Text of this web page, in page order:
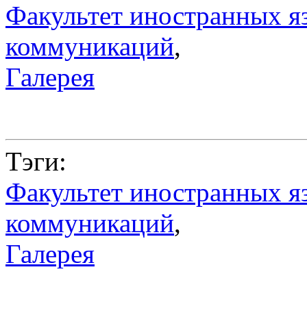
Факультет иностранных
коммуникаций,
Галерея
Тэги:
Факультет иностранных
коммуникаций,
Галерея